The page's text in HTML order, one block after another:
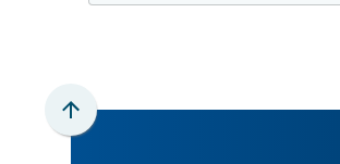
Scroll